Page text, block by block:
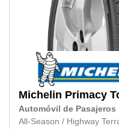
Michelin Primacy
Automóvil de Pasajeros
All-Season / Highway